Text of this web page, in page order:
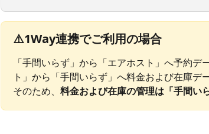
⚠️1Way連携でご利用の場合
「手間いらず」から「エアホスト」へ予約
ト」から「手間いらず」へ料金および在庫デ
そのため、 料金および在庫の管理は「手間い